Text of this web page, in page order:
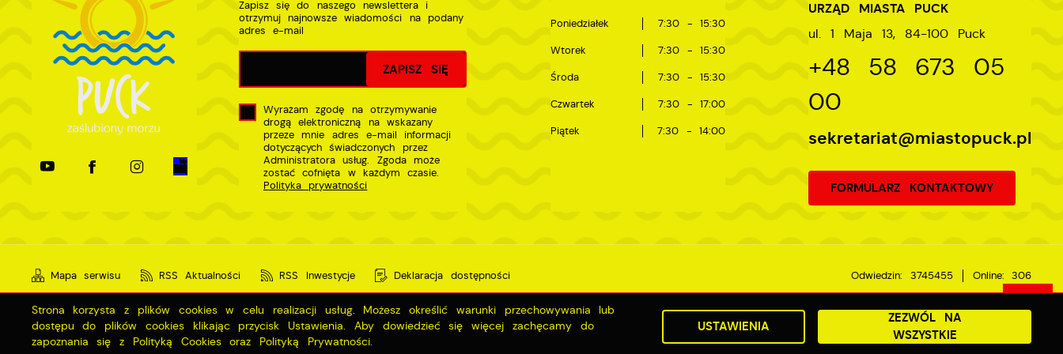
Zapisz się do naszego newslettera i
otrzymuj najnowsze wiadomości na podany
adres e-mail
Wyrażam zgodę na otrzymywanie
drogą elektroniczną na wskazany
przeze mnie adres e-mail informacji
dotyczących świadczonych przez
Administratora usług. Zgoda może
zostać cofnięta w każdym czasie.
Polityka prywatności
Poniedziałek 7:30 - 15:30
Wtorek 7:30 - 15:30
Środa 7:30 - 15:30
Czwartek 7:30 - 17:00
Piątek 7:30 - 14:00
URZĄD MIASTA PUCK
ul. 1 Maja 13, 84-100 Puck
+48 58 673 05
00
sekretariat@miastopuck.pl
FORMULARZ KONTAKTOWY
Mapa serwisu RSS Aktualności RSS Inwestycje Deklaracja dostępności Odwiedzin: 3745455 Online: 306
Copyright by miastopuck.pl Powered by 2ClickPortal®- Portale nowej generacji
DO GÓRY
Strona korzysta z plików cookies w celu realizacji usług. Możesz określić warunki przechowywania lub
dostępu do plików cookies klikając przycisk Ustawienia. Aby dowiedzieć się więcej zachęcamy do
zapoznania się z Polityką Cookies oraz Polityką Prywatności.
USTAWIENIA
ZEZWÓL NA
WSZYSTKIE